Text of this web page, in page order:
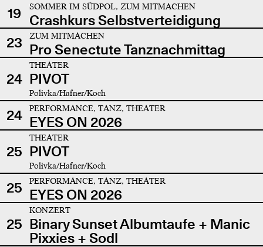
19 SOMMER IM SÜDPOL, ZUM MITMACHEN
Crashkurs Selbstverteidigung
23
ZUM MITMACHEN
Pro Senectute Tanznachmittag
24
THEATER
PIVOT
Polivka/Hafner/Koch
24 PERFORMANCE, TANZ, THEATER
EYES ON 2026
25
THEATER
PIVOT
Polivka/Hafner/Koch
25 PERFORMANCE, TANZ, THEATER
EYES ON 2026
25
KONZERT
Binary Sunset Albumtaufe + Manic
Pixxies + Sodl